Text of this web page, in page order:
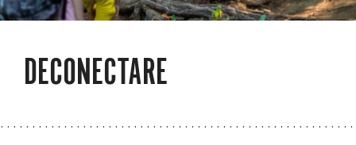
DECONECTARE